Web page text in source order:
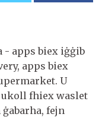
apps biex iġġib
apps biex
U
fhiex waslet
fejn